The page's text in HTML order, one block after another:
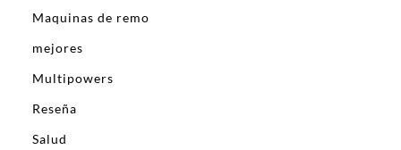
Maquinas de remo
mejores
Multipowers
Reseña
Salud